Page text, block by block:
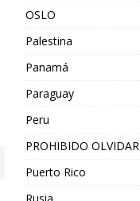
OSLO
Palestina
Panamá
Paraguay
Peru
PROHIBIDO OLVIDAR
Puerto Rico